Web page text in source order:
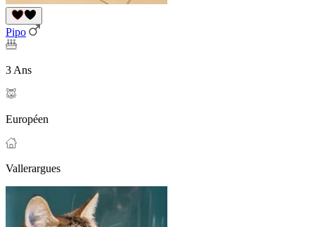
Pipo
3 Ans
Européen
Vallerargues